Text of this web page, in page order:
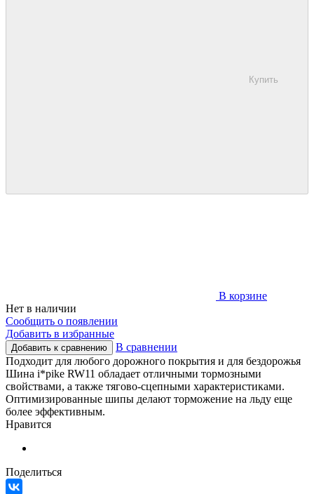
Купить
В корзине
Нет в наличии
Сообщить о появлении
Добавить в избранные
Добавить к сравнению
В сравнении
Подходит для любого дорожного покрытия и для бездорожья
Шина i*pike RW11 обладает отличными тормозными
свойствами, а также тягово-сцепными характеристиками.
Оптимизированные шипы делают торможение на льду еще
более эффективным.
Нравится
Поделиться